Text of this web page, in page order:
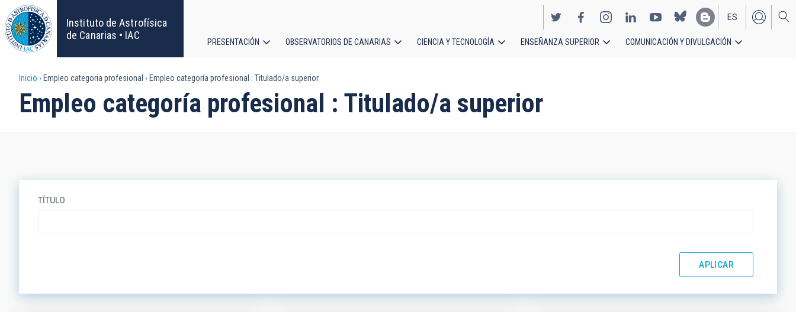
Pasar
al
contenido
principal
Instituto de Astrofísica
de Canarias • IAC
EN
ES
principal
PRESENTACIÓN OBSERVATORIOS DE CANARIAS CIENCIA Y TECNOLOGÍA ENSEÑANZA SUPERIOR COMUNICACIÓN Y DIVULGACIÓN
Sobrescribir
enlaces
Inicio Empleo categoria profesional Empleo categoría profesional : Titulado/a superior
Empleo categoría profesional : Titulado/a superior
TÍTULO